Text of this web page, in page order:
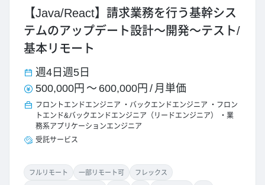
【Java/React】請求業務を行う基幹シス
テムのアップデート設計～開発～テスト/
基本リモート
週4日 週5日
500,000円 ～ 600,000円 / 月単価
フロントエンドエンジニア バックエンドエンジニア
フロン
トエンド&バックエンドエンジニア（リードエンジニア）
業
務系アプリケーションエンジニア
受託サービス
フルリモート 一部リモート可 フレックス